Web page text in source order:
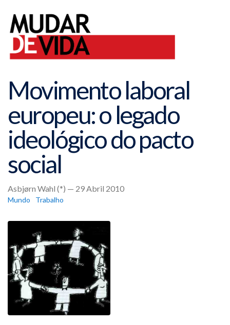
Movimento laboral
europeu: o legado
ideológico do pacto
social
Asbjørn Wahl (*) — 29 Abril 2010
Mundo Trabalho